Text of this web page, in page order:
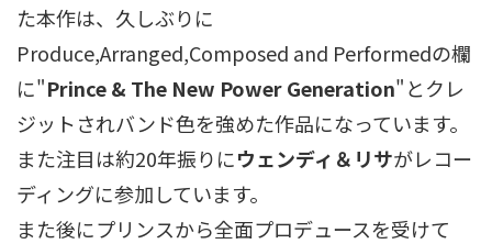
た本作は、久しぶりに
Produce,Arranged,Composed and Performedの欄
に"Prince & The New Power Generation"とクレ
ジットされバンド色を強めた作品になっています。
また注目は約20年振りにウェンディ＆リサがレコー
ディングに参加しています。
また後にプリンスから全面プロデュースを受けて